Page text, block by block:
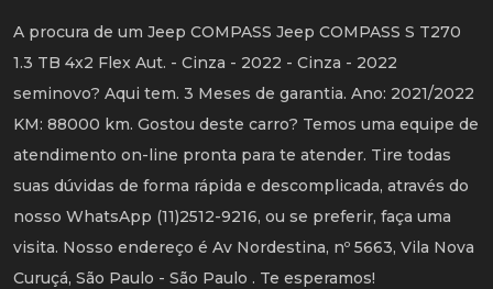
A procura de um Jeep COMPASS Jeep COMPASS S T270
1.3 TB 4x2 Flex Aut. - Cinza - 2022 - Cinza - 2022
seminovo? Aqui tem. 3 Meses de garantia. Ano: 2021/2022
KM: 88000 km. Gostou deste carro? Temos uma equipe de
atendimento on-line pronta para te atender. Tire todas
suas dúvidas de forma rápida e descomplicada, através do
nosso WhatsApp (11)2512-9216, ou se preferir, faça uma
visita. Nosso endereço é Av Nordestina, nº 5663, Vila Nova
Curuçá, São Paulo - São Paulo . Te esperamos!